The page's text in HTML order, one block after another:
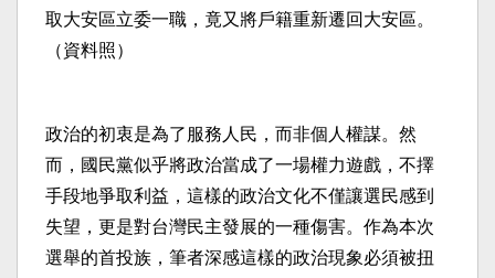
取大安區立委一職，竟又將戶籍重新遷回大安區。
（資料照）
政治的初衷是為了服務人民，而非個人權謀。然
而，國民黨似乎將政治當成了一場權力遊戲，不擇
手段地爭取利益，這樣的政治文化不僅讓選民感到
失望，更是對台灣民主發展的一種傷害。作為本次
選舉的首投族，筆者深感這樣的政治現象必須被扭